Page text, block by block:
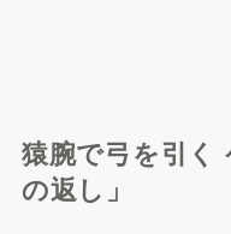
猿腕で弓を引く
の返し」